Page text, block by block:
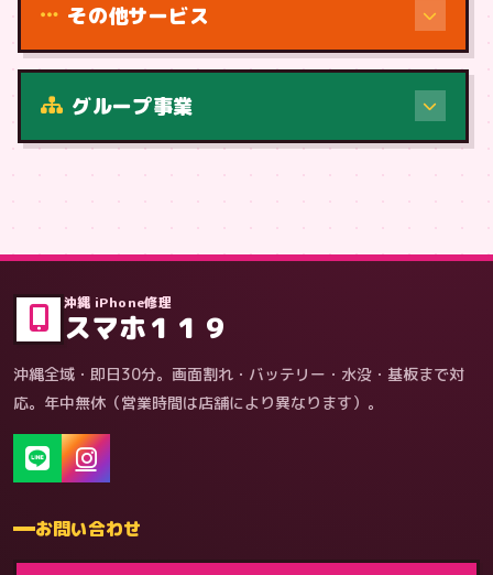
症状・内容から
その他サービス
グループ事業
沖縄 iPhone修理
スマホ１１９
沖縄全域・即日30分。画面割れ・バッテリー・水没・基板まで対
応。年中無休（営業時間は店舗により異なります）。
お問い合わせ